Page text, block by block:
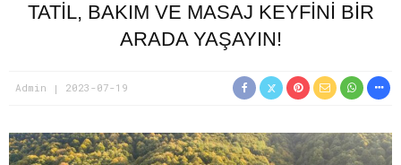
TATİL, BAKIM VE MASAJ KEYFİNİ BİR
ARADA YAŞAYIN!
Admin 2023-07-19